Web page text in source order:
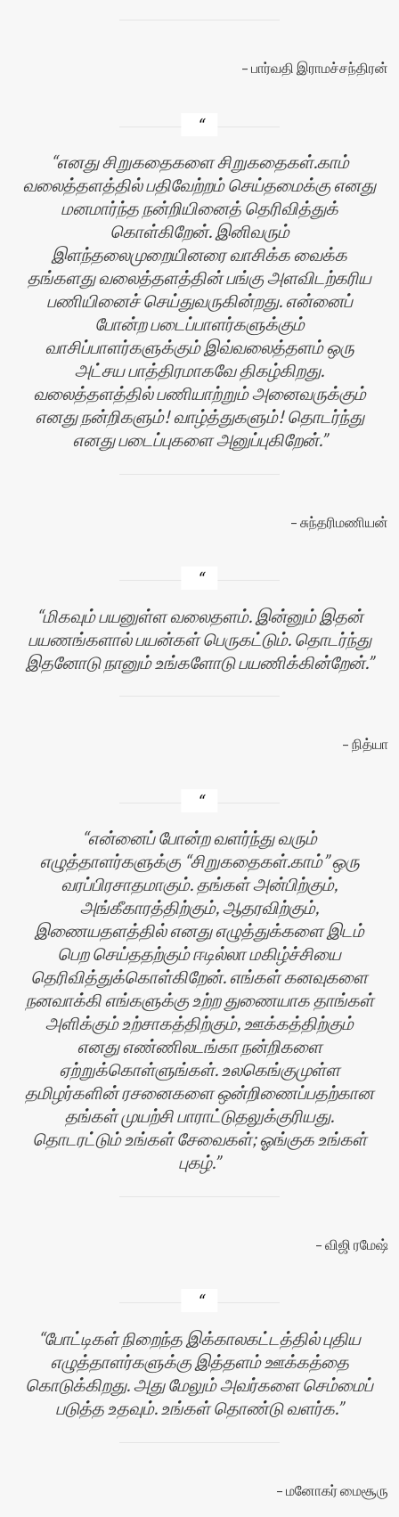
பார்வதி இராமச்சந்திரன்
எனது சிறுகதைகளை சிறுகதைகள்.காம்
வலைத்தளத்தில் பதிவேற்றம் செய்தமைக்கு எனது
மனமார்ந்த நன்றியினைத் தெரிவித்துக்
கொள்கிறேன். இனிவரும்
இளந்தலைமுறையினரை வாசிக்க வைக்க
தங்களது வலைத்தளத்தின் பங்கு அளவிடற்கரிய
பணியினைச் செய்துவருகின்றது. என்னைப்
போன்ற படைப்பாளர்களுக்கும்
வாசிப்பாளர்களுக்கும் இவ்வலைத்தளம் ஒரு
அட்சய பாத்திரமாகவே திகழ்கிறது.
வலைத்தளத்தில் பணியாற்றும் அனைவருக்கும்
எனது நன்றிகளும்! வாழ்த்துகளும்! தொடர்ந்து
எனது படைப்புகளை அனுப்புகிறேன்.
சுந்தரிமணியன்
மிகவும் பயனுள்ள வலைதளம். இன்னும் இதன்
பயணங்களால் பயன்கள் பெருகட்டும். தொடர்ந்து
இதனோடு நானும் உங்களோடு பயணிக்கின்றேன்.
நித்யா
என்னைப் போன்ற வளர்ந்து வரும்
எழுத்தாளர்களுக்கு “சிறுகதைகள்.காம்” ஒரு
வரப்பிரசாதமாகும். தங்கள் அன்பிற்கும்,
அங்கீகாரத்திற்கும், ஆதரவிற்கும்,
இணையதளத்தில் எனது எழுத்துக்களை இடம்
பெற செய்ததற்கும் ஈடில்லா மகிழ்ச்சியை
தெரிவித்துக்கொள்கிறேன். எங்கள் கனவுகளை
நனவாக்கி எங்களுக்கு உற்ற துணையாக தாங்கள்
அளிக்கும் உற்சாகத்திற்கும், ஊக்கத்திற்கும்
எனது எண்ணிலடங்கா நன்றிகளை
ஏற்றுக்கொள்ளுங்கள். உலகெங்குமுள்ள
தமிழர்களின் ரசனைகளை ஒன்றிணைப்பதற்கான
தங்கள் முயற்சி பாராட்டுதலுக்குரியது.
தொடரட்டும் உங்கள் சேவைகள்; ஓங்குக உங்கள்
புகழ்.
விஜி ரமேஷ்
போட்டிகள் நிறைந்த இக்காலகட்டத்தில் புதிய
எழுத்தாளர்களுக்கு இத்தளம் ஊக்கத்தை
கொடுக்கிறது. அது மேலும் அவர்களை செம்மைப்
படுத்த உதவும். உங்கள் தொண்டு வளர்க.
மனோகர் மைசூரு